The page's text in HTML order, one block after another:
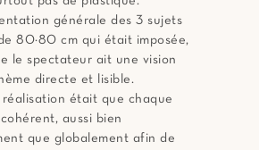
générale des 3 sujets
80×80 cm qui était imposée,
le spectateur ait une vision
directe et lisible.
réalisation était que chaque
aussi bien
que globalement afin de